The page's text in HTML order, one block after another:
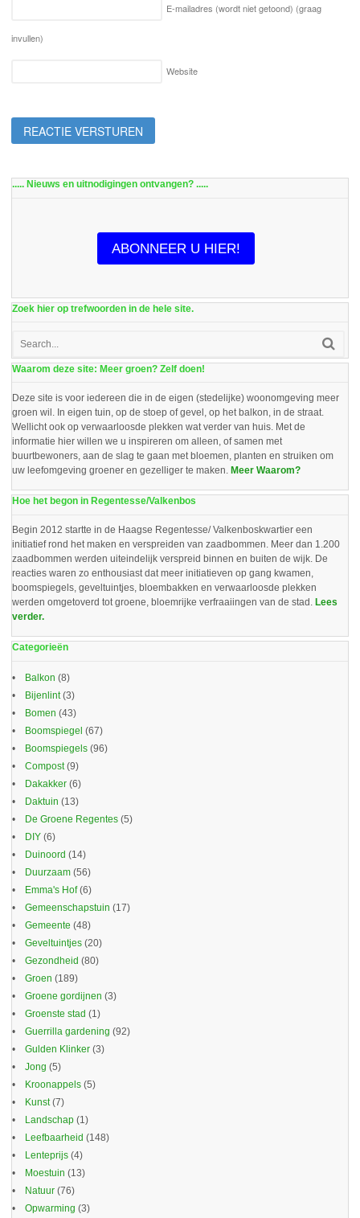
E-mailadres (wordt niet getoond) (graag
invullen)
Website
..... Nieuws en uitnodigingen ontvangen? .....
ABONNEER U HIER!
Zoek hier op trefwoorden in de hele site.
Waarom deze site: Meer groen? Zelf doen!
Deze site is voor iedereen die in de eigen (stedelijke) woonomgeving meer
groen wil. In eigen tuin, op de stoep of gevel, op het balkon, in de straat.
Wellicht ook op verwaarloosde plekken wat verder van huis. Met de
informatie hier willen we u inspireren om alleen, of samen met
buurtbewoners, aan de slag te gaan met bloemen, planten en struiken om
uw leefomgeving groener en gezelliger te maken. Meer Waarom?
Hoe het begon in Regentesse/Valkenbos
Begin 2012 startte in de Haagse Regentesse/ Valkenboskwartier een
initiatief rond het maken en verspreiden van zaadbommen. Meer dan 1.200
zaadbommen werden uiteindelijk verspreid binnen en buiten de wijk. De
reacties waren zo enthousiast dat meer initiatieven op gang kwamen,
boomspiegels, geveltuintjes, bloembakken en verwaarloosde plekken
werden omgetoverd tot groene, bloemrijke verfraaiingen van de stad. Lees
verder.
Categorieën
Balkon (8)
Bijenlint(3)
Bomen (43)
Boomspiegel (67)
Boomspiegels (96)
Compost(9)
Dakakker (6)
Daktuin (13)
De Groene Regentes (5)
DIY (6)
Duinoord (14)
Duurzaam (56)
Emma's Hof(6)
Gemeenschapstuin (17)
Gemeente (48)
Geveltuintjes (20)
Gezondheid (80)
Groen (189)
Groene gordijnen (3)
Groenste stad (1)
Guerrilla gardening (92)
Gulden Klinker (3)
Jong (5)
Kroonappels (5)
Kunst(7)
Landschap (1)
Leefbaarheid (148)
Lenteprijs (4)
Moestuin (13)
Natuur (76)
Opwarming (3)